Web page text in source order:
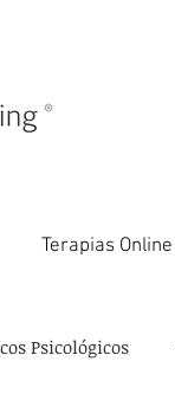
Terapias Online
Psicológicos